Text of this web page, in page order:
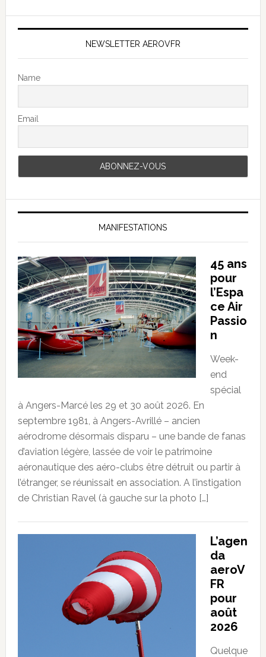
NEWSLETTER AEROVFR
Name
Email
MANIFESTATIONS
45 ans
pour
l’Espa
ce Air
Passio
n
Week-
end
spécial
à Angers-Marcé les 29 et 30 août 2026. En
septembre 1981, à Angers-Avrillé – ancien
aérodrome désormais disparu – une bande de fanas
d’aviation légère, lassée de voir le patrimoine
aéronautique des aéro-clubs être détruit ou partir à
l’étranger, se réunissait en association. A l’instigation
de Christian Ravel (à gauche sur la photo […]
L’agen
da
aeroV
FR
pour
août
2026
Quelque